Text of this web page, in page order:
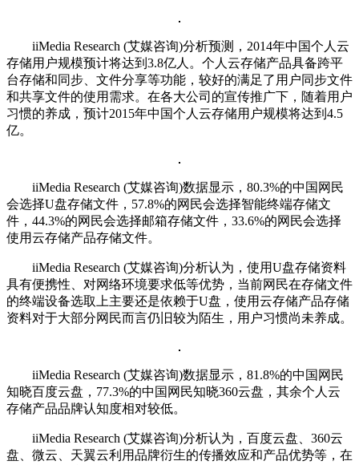
iiMedia Research (艾媒咨询)分析预测，2014年中国个人云
存储用户规模预计将达到3.8亿人。个人云存储产品具备跨平
台存储和同步、文件分享等功能，较好的满足了用户同步文件
和共享文件的使用需求。在各大公司的宣传推广下，随着用户
习惯的养成，预计2015年中国个人云存储用户规模将达到4.5
亿。
iiMedia Research (艾媒咨询)数据显示，80.3%的中国网民
会选择U盘存储文件，57.8%的网民会选择智能终端存储文
件，44.3%的网民会选择邮箱存储文件，33.6%的网民会选择
使用云存储产品存储文件。
iiMedia Research (艾媒咨询)分析认为，使用U盘存储资料
具有便携性、对网络环境要求低等优势，当前网民在存储文件
的终端设备选取上主要还是依赖于U盘，使用云存储产品存储
资料对于大部分网民而言仍旧较为陌生，用户习惯尚未养成。
iiMedia Research (艾媒咨询)数据显示，81.8%的中国网民
知晓百度云盘，77.3%的中国网民知晓360云盘，其余个人云
存储产品品牌认知度相对较低。
iiMedia Research (艾媒咨询)分析认为，百度云盘、360云
盘、微云、天翼云利用品牌衍生的传播效应和产品优势等，在